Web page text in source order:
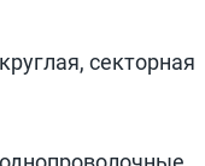
круглая, секторная